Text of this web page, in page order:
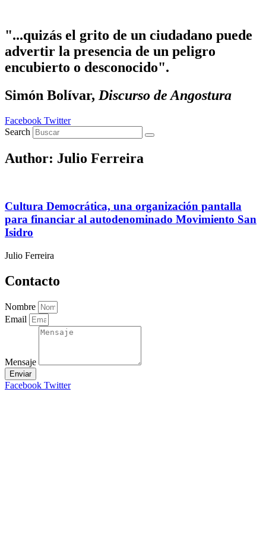
contenido
"...quizás el grito de un ciudadano puede
advertir la presencia de un peligro
encubierto o desconocido".
Simón Bolívar, Discurso de Angostura
Facebook Twitter
Search
Author: Julio Ferreira
Cultura Democrática, una organización pantalla
para financiar al autodenominado Movimiento San
Isidro
Julio Ferreira
Contacto
Nombre
Email
Mensaje
Enviar
Facebook Twitter